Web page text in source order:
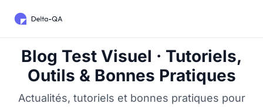
Blog Test Visuel · Tutoriels,
Outils & Bonnes Pratiques
Actualités, tutoriels et bonnes pratiques pour